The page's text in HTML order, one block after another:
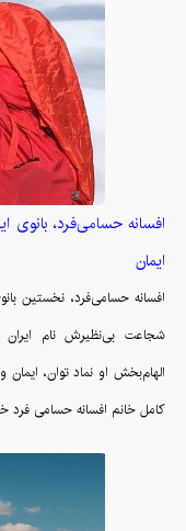
افسانه حسامی‌فرد، بانوی
ایمان
شجاعت بی‌نظیرش نام ایران
الهام‌بخش او نماد توان،
کامل خانم افسانه حسامی فرد